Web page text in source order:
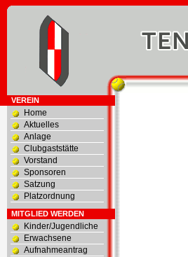
VEREIN
Home
Aktuelles
Anlage
Clubgaststätte
Vorstand
Sponsoren
Satzung
Platzordnung
MITGLIED WERDEN
Kinder/Jugendliche
Erwachsene
Aufnahmeantrag